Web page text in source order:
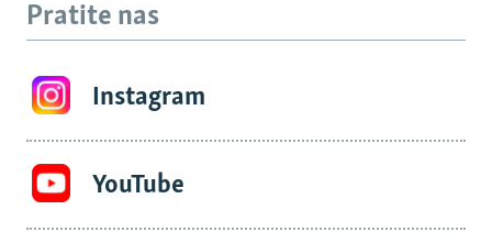
Pratite nas
Instagram
YouTube